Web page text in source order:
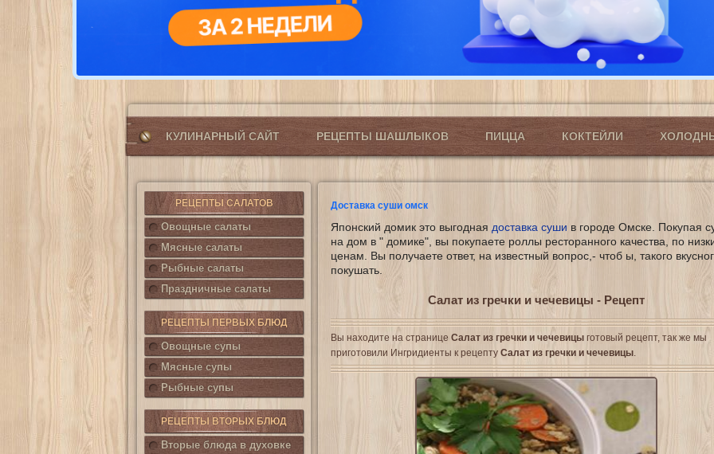
КУЛИНАРНЫЙ САЙТ РЕЦЕПТЫ ШАШЛЫКОВ ПИЦЦА КОКТЕЙЛИ
РЕЦЕПТЫ САЛАТОВ
Овощные салаты
Мясные салаты
Рыбные салаты
Праздничные салаты
РЕЦЕПТЫ ПЕРВЫХ БЛЮД
Овощные супы
Мясные супы
Рыбные супы
РЕЦЕПТЫ ВТОРЫХ БЛЮД
Вторые блюда в духовке
Доставка суши омск
Японский домик это выгодная доставка суши в городе Омске. Покупая
на дом в " домике", вы покупаете роллы ресторанного качества, по
ценам. Вы получаете ответ, на известный вопрос,- чтоб ы, такого
покушать.
Салат из гречки и чечевицы - Рецепт
Вы находите на странице Салат из гречки и чечевицы готовый рецепт, так же мы
приготовили Ингридиенты к рецепту Салат из гречки и чечевицы